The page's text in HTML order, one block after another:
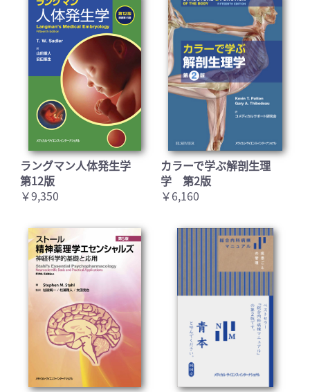
お買い物を続ける
ラングマン人体発生学
第12版
￥9,350
カラーで学ぶ解剖生理
学 第2版
￥6,160